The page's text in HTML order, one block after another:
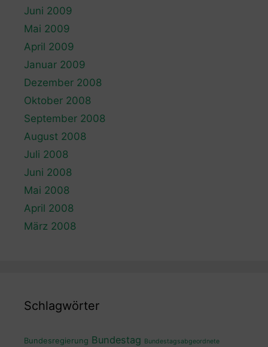
Juni 2009
Mai 2009
April 2009
Januar 2009
Dezember 2008
Oktober 2008
September 2008
August 2008
Juli 2008
Juni 2008
Mai 2008
April 2008
März 2008
Schlagwörter
Bundesregierung Bundestag Bundestagsabgeordnete